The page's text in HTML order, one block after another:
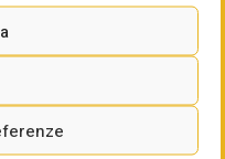
“è urgente garantire
legge un termine di
un momento certo e